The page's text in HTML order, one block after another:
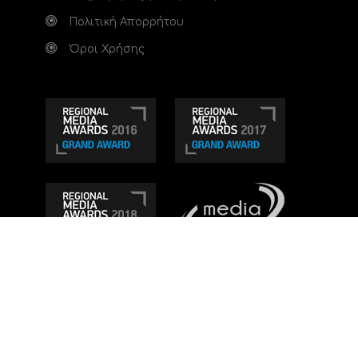
Πολιτική Απορρήτου
Όροι Χρήσης